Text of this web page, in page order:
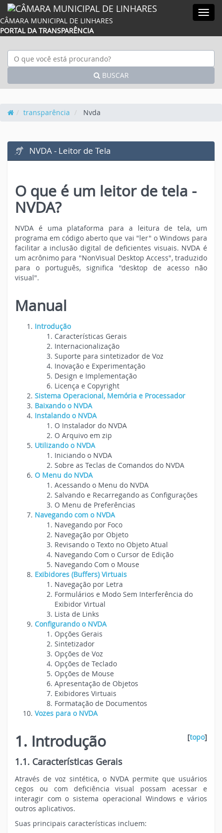
Acessar página inicial do site
Acessar o mapa do siteAção para aumentar tamanho da fonte do site
Ação para diminuir tamanho da fonte
Ação para aplicar auto
Acessar página sobre
Acessar página sobre
Acessar página
Acessar Webmail
Acessar
Menu
CÂMARA MUNICIPAL DE LINHARES
PORTAL DA TRANSPARÊNCIA
BUSCAR
transparência Nvda
NVDA - Leitor de Tela
O que é um leitor de tela -
NVDA?
NVDA é uma plataforma para a leitura de tela, um
programa em código aberto que vai "ler" o Windows para
facilitar a inclusão digital de deficientes visuais. NVDA é
um acrônimo para "NonVisual Desktop Access", traduzido
para o português, significa "desktop de acesso não
visual".
Manual
Introdução
Características Gerais
Internacionalização
Suporte para sintetizador de Voz
Inovação e Experimentação
Design e Implementação
Licença e Copyright
Sistema Operacional, Memória e Processador
Baixando o NVDA
Instalando o NVDA
O Instalador do NVDA
O Arquivo em zip
Utilizando o NVDA
Iniciando o NVDA
Sobre as Teclas de Comandos do NVDA
O Menu do NVDA
Acessando o Menu do NVDA
Salvando e Recarregando as Configurações
O Menu de Preferências
Navegando com o NVDA
Navegando por Foco
Navegação por Objeto
Revisando o Texto no Objeto Atual
Navegando Com o Cursor de Edição
Navegando Com o Mouse
Exibidores (Buffers) Virtuais
Navegação por Letra
Formulários e Modo Sem Interferência do
Exibidor Virtual
Lista de Links
Configurando o NVDA
Opções Gerais
Sintetizador
Opções de Voz
Opções de Teclado
Opções de Mouse
Apresentação de Objetos
Exibidores Virtuais
Formatação de Documentos
Vozes para o NVDA
1. Introdução [topo]
1.1. Características Gerais
Através de voz sintética, o NVDA permite que usuários
cegos ou com deficiência visual possam acessar e
interagir com o sistema operacional Windows e vários
outros aplicativos.
Suas principais características incluem: